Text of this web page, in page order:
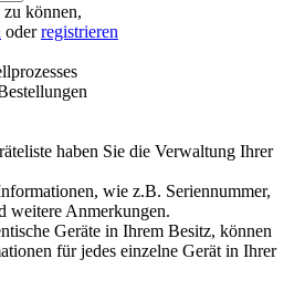
können,
oderregistrieren
haben Sie die Verwaltung Ihrer
wie z.B. Seriennummer,
weitere Anmerkungen.
Geräte in Ihrem Besitz, können
für jedes einzelne Gerät in Ihrer